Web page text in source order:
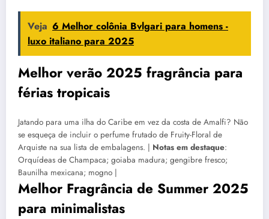
Veja 6 Melhor colônia Bvlgari para homens -
luxo italiano para 2025
Melhor verão 2025 fragrância para
férias tropicais
Jatando para uma ilha do Caribe em vez da costa de Amalfi? Não
se esqueça de incluir o perfume frutado de Fruity-Floral de
Arquiste na sua lista de embalagens. | Notas em destaque:
Orquídeas de Champaca; goiaba madura; gengibre fresco;
Baunilha mexicana; mogno |
Melhor Fragrância de Summer 2025
para minimalistas